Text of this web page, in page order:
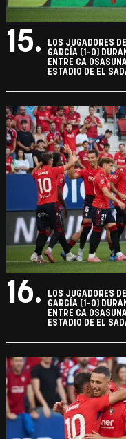
15.
LOS JUGADORES
GARCÍA (1-0)
ENTRE CA
ESTADIO DE EL
16.
LOS JUGADORES
GARCÍA (1-0)
ENTRE CA
ESTADIO DE EL